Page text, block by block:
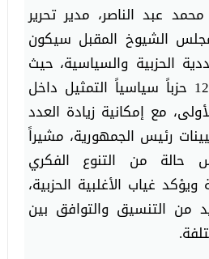
عبد الناصر، مدير تحرير
الشيوخ المقبل سيكون
الحزبية والسياسية، حيث
ضمن ما لا يقل عن 12 حزباً سياسياً التمثيل داخل
مع إمكانية زيادة العدد
رئيس الجمهورية، مشيراً
من التنوع الفكري
غياب الأغلبية الحزبية،
من التنسيق والتوافق بين